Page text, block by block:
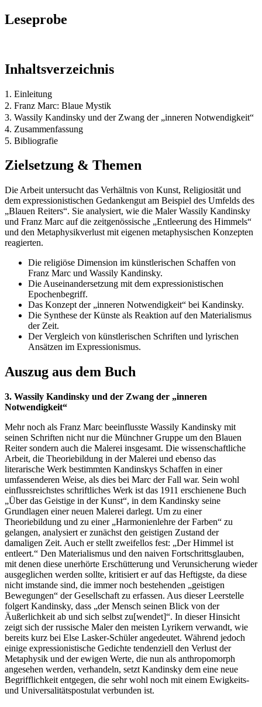
Leseprobe
Inhaltsverzeichnis
1. Einleitung
2. Franz Marc: Blaue Mystik
3. Wassily Kandinsky und der Zwang der „inneren Notwendigkeit“
4. Zusammenfassung
5. Bibliografie
Zielsetzung & Themen
Die Arbeit untersucht das Verhältnis von Kunst, Religiosität und
dem expressionistischen Gedankengut am Beispiel des Umfelds des
„Blauen Reiters“. Sie analysiert, wie die Maler Wassily Kandinsky
und Franz Marc auf die zeitgenössische „Entleerung des Himmels“
und den Metaphysikverlust mit eigenen metaphysischen Konzepten
reagierten.
Die religiöse Dimension im künstlerischen Schaffen von
Franz Marc und Wassily Kandinsky.
Die Auseinandersetzung mit dem expressionistischen
Epochenbegriff.
Das Konzept der „inneren Notwendigkeit“ bei Kandinsky.
Die Synthese der Künste als Reaktion auf den Materialismus
der Zeit.
Der Vergleich von künstlerischen Schriften und lyrischen
Ansätzen im Expressionismus.
Auszug aus dem Buch
3. Wassily Kandinsky und der Zwang der „inneren
Notwendigkeit“
Mehr noch als Franz Marc beeinflusste Wassily Kandinsky mit
seinen Schriften nicht nur die Münchner Gruppe um den Blauen
Reiter sondern auch die Malerei insgesamt. Die wissenschaftliche
Arbeit, die Theoriebildung in der Malerei und ebenso das
literarische Werk bestimmten Kandinskys Schaffen in einer
umfassenderen Weise, als dies bei Marc der Fall war. Sein wohl
einflussreichstes schriftliches Werk ist das 1911 erschienene Buch
„Über das Geistige in der Kunst“, in dem Kandinsky seine
Grundlagen einer neuen Malerei darlegt. Um zu einer
Theoriebildung und zu einer „Harmonienlehre der Farben“ zu
gelangen, analysiert er zunächst den geistigen Zustand der
damaligen Zeit. Auch er stellt zweifellos fest: „Der Himmel ist
entleert.“ Den Materialismus und den naiven Fortschrittsglauben,
mit denen diese unerhörte Erschütterung und Verunsicherung wieder
ausgeglichen werden sollte, kritisiert er auf das Heftigste, da diese
nicht imstande sind, die immer noch bestehenden „geistigen
Bewegungen“ der Gesellschaft zu erfassen. Aus dieser Leerstelle
folgert Kandinsky, dass „der Mensch seinen Blick von der
Äußerlichkeit ab und sich selbst zu[wendet]“. In dieser Hinsicht
zeigt sich der russische Maler den meisten Lyrikern verwandt, wie
bereits kurz bei Else Lasker-Schüler angedeutet. Während jedoch
einige expressionistische Gedichte tendenziell den Verlust der
Metaphysik und der ewigen Werte, die nun als anthropomorph
angesehen werden, verhandeln, setzt Kandinsky dem eine neue
Begrifflichkeit entgegen, die sehr wohl noch mit einem Ewigkeits-
und Universalitätspostulat verbunden ist.